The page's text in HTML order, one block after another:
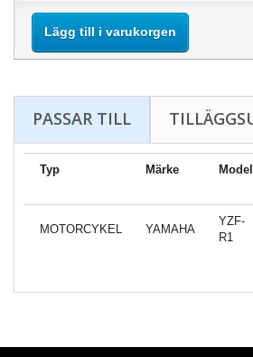
Lägg till i varukorgen
PASSAR TILL
Typ Märke Modell
MOTORCYKEL YAMAHA
YZF-
R1